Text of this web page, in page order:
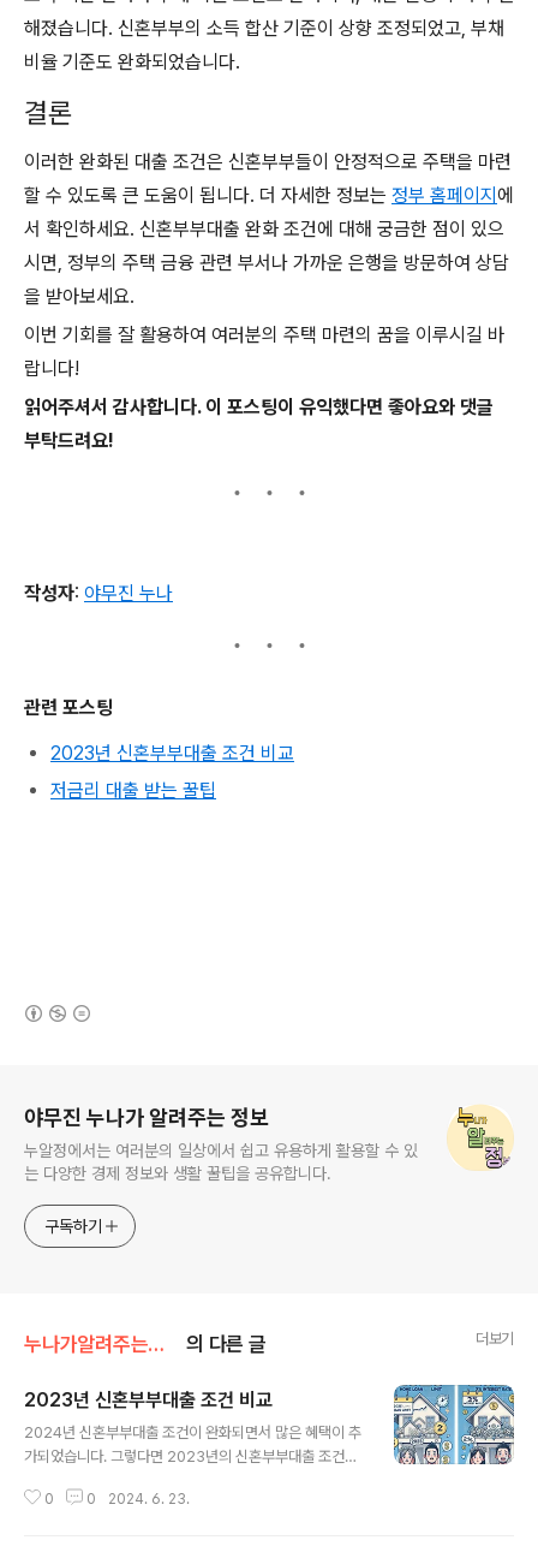
해졌습니다. 신혼부부의 소득 합산 기준이 상향 조정되었고, 부채
비율 기준도 완화되었습니다.
결론
이러한 완화된 대출 조건은 신혼부부들이 안정적으로 주택을 마련
할 수 있도록 큰 도움이 됩니다. 더 자세한 정보는 정부 홈페이지에
서 확인하세요. 신혼부부대출 완화 조건에 대해 궁금한 점이 있으
시면, 정부의 주택 금융 관련 부서나 가까운 은행을 방문하여 상담
을 받아보세요.
이번 기회를 잘 활용하여 여러분의 주택 마련의 꿈을 이루시길 바
랍니다!
읽어주셔서 감사합니다. 이 포스팅이 유익했다면 좋아요와 댓글
부탁드려요!
작성자: 야무진 누나
관련 포스팅
2023년 신혼부부대출 조건 비교
저금리 대출 받는 꿀팁
야무진 누나가 알려주는 정보
누알정에서는 여러분의 일상에서 쉽고 유용하게 활용할 수 있
는 다양한 경제 정보와 생활 꿀팁을 공유합니다.
구독하기
누나가알려주는정보 의 다른 글 더보기
2023년 신혼부부대출 조건 비교
2024년 신혼부부대출 조건이 완화되면서 많은 혜택이 추
가되었습니다. 그렇다면 2023년의 신혼부부대출 조건은
혼부부대출 조건을 비교하여 어떤 점이 개선되었는지 살펴
0 0 2024. 6. 23.